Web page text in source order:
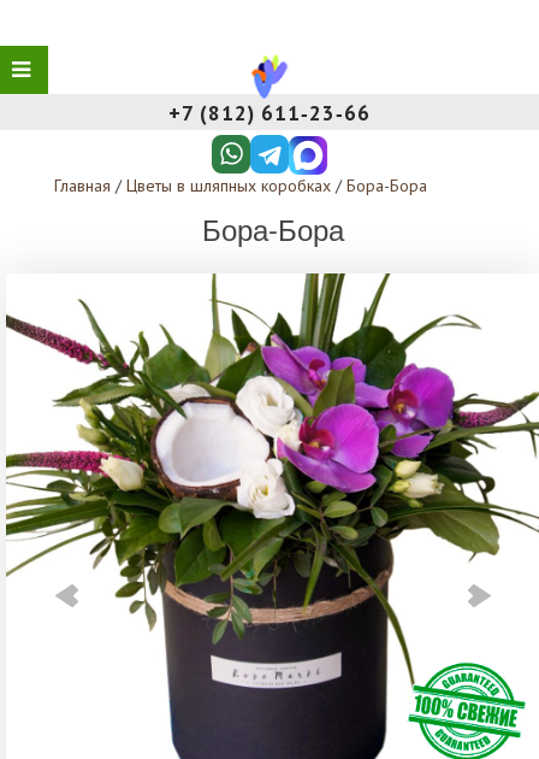
+7 (812) 611‑23‑66
Главная / Цветы в шляпных коробках / Бора-Бора
Бора-Бора